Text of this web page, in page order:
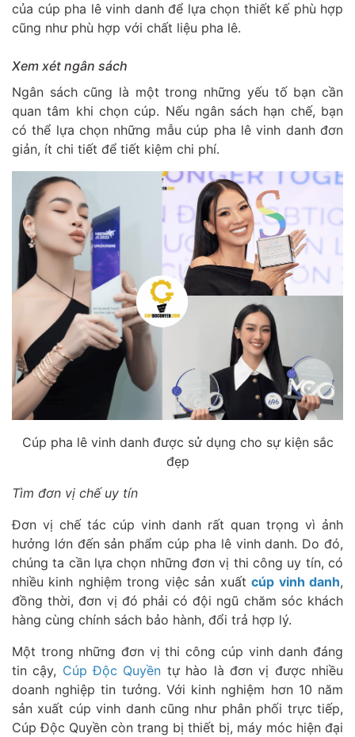
của cúp pha lê vinh danh để lựa chọn thiết kế phù hợp
cũng như phù hợp với chất liệu pha lê.
Xem xét ngân sách
Ngân sách cũng là một trong những yếu tố bạn cần
quan tâm khi chọn cúp. Nếu ngân sách hạn chế, bạn
có thể lựa chọn những mẫu cúp pha lê vinh danh đơn
giản, ít chi tiết để tiết kiệm chi phí.
Cúp pha lê vinh danh được sử dụng cho sự kiện sắc
đẹp
Tìm đơn vị chế uy tín
Đơn vị chế tác cúp vinh danh rất quan trọng vì ảnh
hưởng lớn đến sản phẩm cúp pha lê vinh danh. Do đó,
chúng ta cần lựa chọn những đơn vị thi công uy tín, có
nhiều kinh nghiệm trong việc sản xuấtcúp vinh danh,
đồng thời, đơn vị đó phải có đội ngũ chăm sóc khách
hàng cùng chính sách bảo hành, đổi trả hợp lý.
Một trong những đơn vị thi công cúp vinh danh đáng
tin cậy, Cúp Độc Quyền tự hào là đơn vị được nhiều
doanh nghiệp tin tưởng. Với kinh nghiệm hơn 10 năm
sản xuất cúp vinh danh cũng như phân phối trực tiếp,
Cúp Độc Quyền còn trang bị thiết bị, máy móc hiện đại